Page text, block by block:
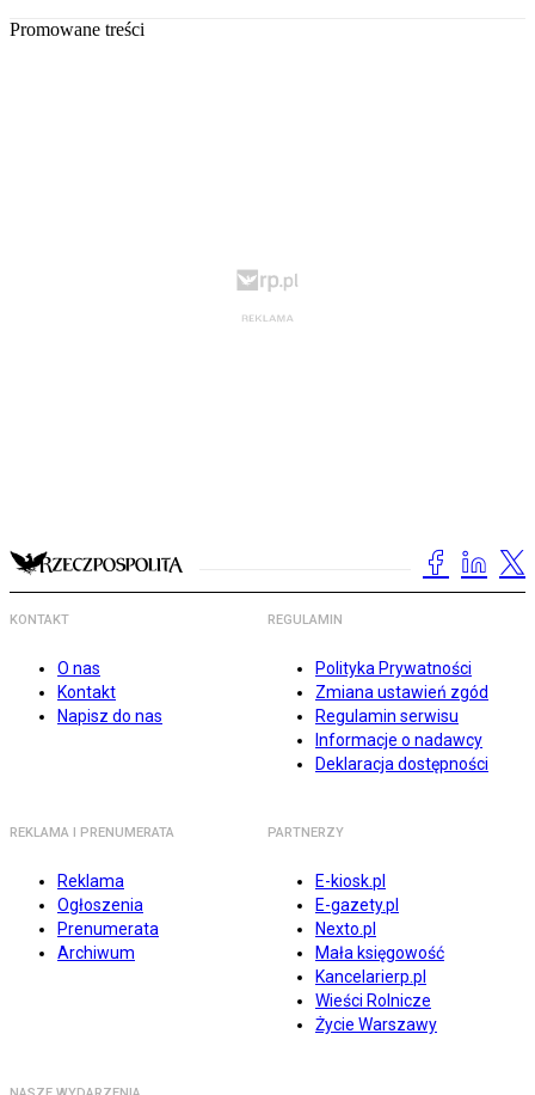
Promowane treści
KONTAKT
O nas
Kontakt
Napisz do nas
REGULAMIN
Polityka Prywatności
Zmiana ustawień zgód
Regulamin serwisu
Informacje o nadawcy
Deklaracja dostępności
REKLAMA I PRENUMERATA
Reklama
Ogłoszenia
Prenumerata
Archiwum
PARTNERZY
E-kiosk.pl
E-gazety.pl
Nexto.pl
Mała księgowość
Kancelarierp.pl
Wieści Rolnicze
Życie Warszawy